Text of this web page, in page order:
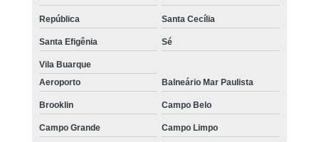
República Santa Cecília
Santa Efigênia Sé
Vila Buarque
Aeroporto
Balneário Mar Paulista
Brooklin Campo Belo
Campo Grande Campo Limpo